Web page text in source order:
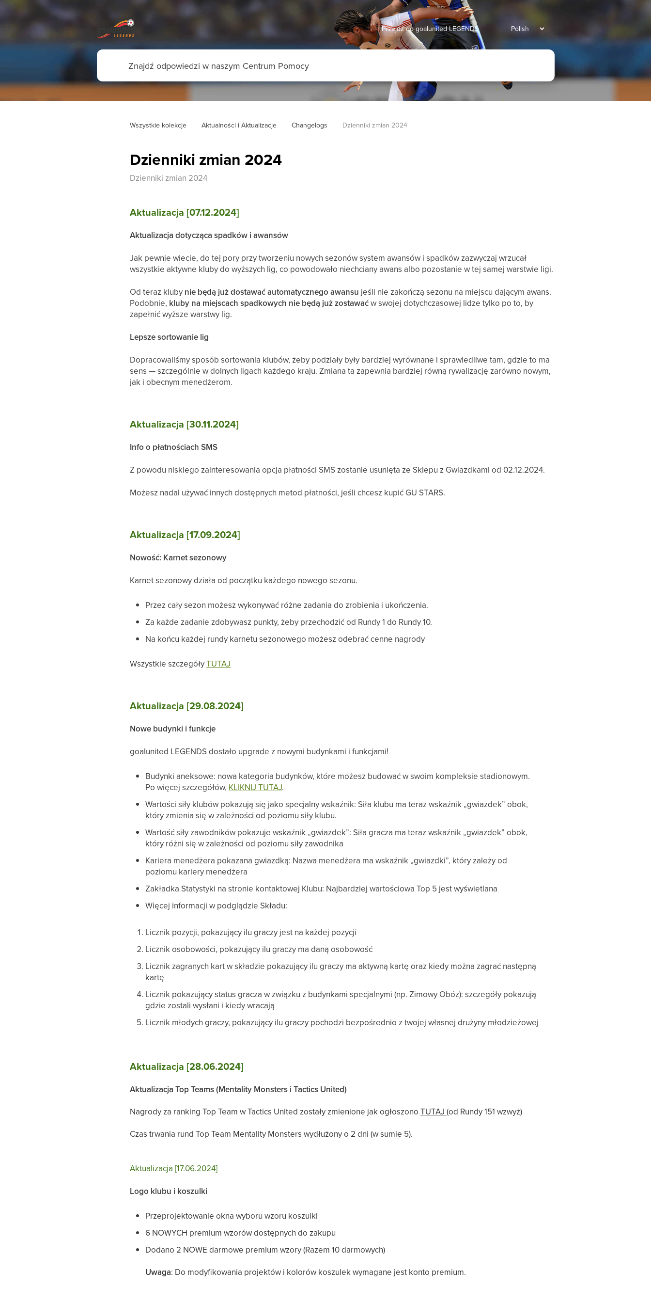
Przejdź do goalunited LEGENDS
Wszystkie kolekcje Aktualności i Aktualizacje Changelogs Dzienniki zmian 2024
Dzienniki zmian 2024
Dzienniki zmian 2024
Aktualizacja [07.12.2024]
Aktualizacja dotycząca spadków i awansów
Jak pewnie wiecie, do tej pory przy tworzeniu nowych sezonów system awansów i spadków zazwyczaj wrzucał
wszystkie aktywne kluby do wyższych lig, co powodowało niechciany awans albo pozostanie w tej samej warstwie ligi.
Od teraz kluby nie będą już dostawać automatycznego awansu jeśli nie zakończą sezonu na miejscu dającym awans.
Podobnie, kluby na miejscach spadkowych nie będą już zostawaćw swojej dotychczasowej lidze tylko po to, by
zapełnić wyższe warstwy lig.
Lepsze sortowanie lig
Dopracowaliśmy sposób sortowania klubów, żeby podziały były bardziej wyrównane i sprawiedliwe tam, gdzie to ma
sens — szczególnie w dolnych ligach każdego kraju. Zmiana ta zapewnia bardziej równą rywalizację zarówno nowym,
jak i obecnym menedżerom.
Aktualizacja [30.11.2024]
Info o płatnościach SMS
Z powodu niskiego zainteresowania opcja płatności SMS zostanie usunięta ze Sklepu z Gwiazdkami od 02.12.2024.
Możesz nadal używać innych dostępnych metod płatności, jeśli chcesz kupić GU STARS.
Aktualizacja [17.09.2024]
Nowość: Karnet sezonowy
Karnet sezonowy działa od początku każdego nowego sezonu.
Przez cały sezon możesz wykonywać różne zadania do zrobienia i ukończenia.
Za każde zadanie zdobywasz punkty, żeby przechodzić od Rundy 1 do Rundy 10.
Na końcu każdej rundy karnetu sezonowego możesz odebrać cenne nagrody
Wszystkie szczegółyTUTAJ
Aktualizacja [29.08.2024]
Nowe budynki i funkcje
goalunited LEGENDS dostało upgrade z nowymi budynkami i funkcjami!
Budynki aneksowe: nowa kategoria budynków, które możesz budować w swoim kompleksie stadionowym.
Po więcej szczegółów, KLIKNIJ TUTAJ.
Wartości siły klubów pokazują się jako specjalny wskaźnik: Siła klubu ma teraz wskaźnik „gwiazdek” obok,
który zmienia się w zależności od poziomu siły klubu.
Wartość siły zawodników pokazuje wskaźnik „gwiazdek”: Siła gracza ma teraz wskaźnik „gwiazdek” obok,
który różni się w zależności od poziomu siły zawodnika
Kariera menedżera pokazana gwiazdką: Nazwa menedżera ma wskaźnik „gwiazdki”, który zależy od
poziomu kariery menedżera
Zakładka Statystyki na stronie kontaktowej Klubu: Najbardziej wartościowa Top 5 jest wyświetlana
Więcej informacji w podglądzie Składu:
Licznik pozycji, pokazujący ilu graczy jest na każdej pozycji
Licznik osobowości, pokazujący ilu graczy ma daną osobowość
Licznik zagranych kart w składzie pokazujący ilu graczy ma aktywną kartę oraz kiedy można zagrać następną
kartę
Licznik pokazujący status gracza w związku z budynkami specjalnymi (np. Zimowy Obóz): szczegóły pokazują
gdzie zostali wysłani i kiedy wracają
Licznik młodych graczy, pokazujący ilu graczy pochodzi bezpośrednio z twojej własnej drużyny młodzieżowej
Aktualizacja [28.06.2024]
Aktualizacja Top Teams (Mentality Monsters i Tactics United)
Nagrody za ranking Top Team w Tactics United zostały zmienione jak ogłoszonoTUTAJ(od Rundy 151 wzwyż)
Czas trwania rund Top Team Mentality Monsters wydłużony o 2 dni (w sumie 5).
Aktualizacja [17.06.2024]
Logo klubu i koszulki
Przeprojektowanie okna wyboru wzoru koszulki
6 NOWYCH premium wzorów dostępnych do zakupu
Dodano 2 NOWE darmowe premium wzory (Razem 10 darmowych)
Uwaga: Do modyfikowania projektów i kolorów koszulek wymagane jest konto premium.